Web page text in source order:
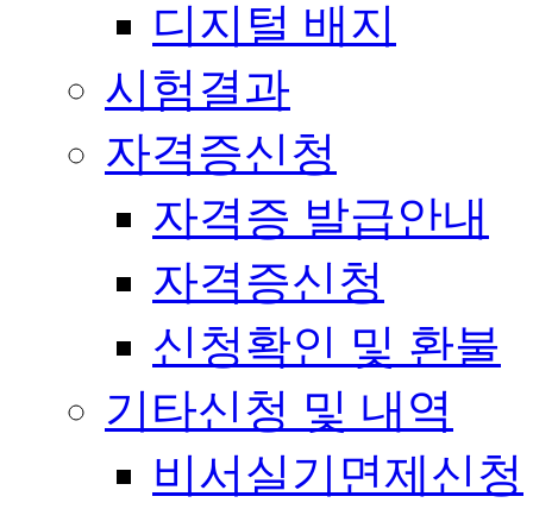
디지털 배지
시험결과
자격증신청
자격증 발급안내
자격증신청
신청확인 및 환불
기타신청 및 내역
비서실기면제신청